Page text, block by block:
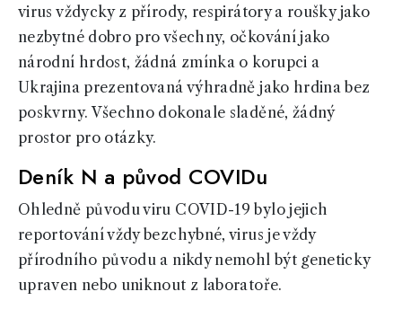
virus vždycky z přírody, respirátory a roušky jako
nezbytné dobro pro všechny, očkování jako
národní hrdost, žádná zmínka o korupci a
Ukrajina prezentovaná výhradně jako hrdina bez
poskvrny. Všechno dokonale sladěné, žádný
prostor pro otázky.
Deník N a původ COVIDu
Ohledně původu viru COVID-19 bylo jejich
reportování vždy bezchybné, virus je vždy
přírodního původu a nikdy nemohl být geneticky
upraven nebo uniknout z laboratoře.